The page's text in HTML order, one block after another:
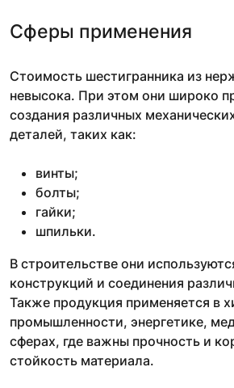
Сферы применения
Стоимость шестигранника из
невысока. При этом они широко
создания различных
деталей, таких как:
винты;
болты;
гайки;
шпильки.
В строительстве они
конструкций и соединения
Также продукция применяется в
промышленности, энергетике,
сферах, где важны прочность и
стойкость материала.